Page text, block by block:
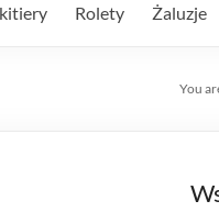
Rolety Żaluzje
You